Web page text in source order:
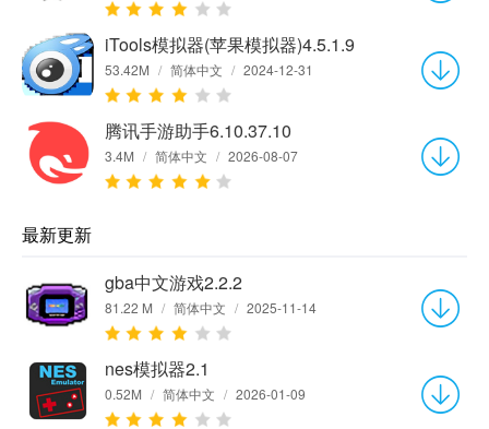
iTools模拟器(苹果模拟器)4.5.1.9
53.42M / 简体中文 / 2024-12-31
腾讯手游助手6.10.37.10
3.4M / 简体中文 / 2026-08-07
最新更新
gba中文游戏2.2.2
81.22 M / 简体中文 / 2025-11-14
nes模拟器2.1
0.52M / 简体中文 / 2026-01-09